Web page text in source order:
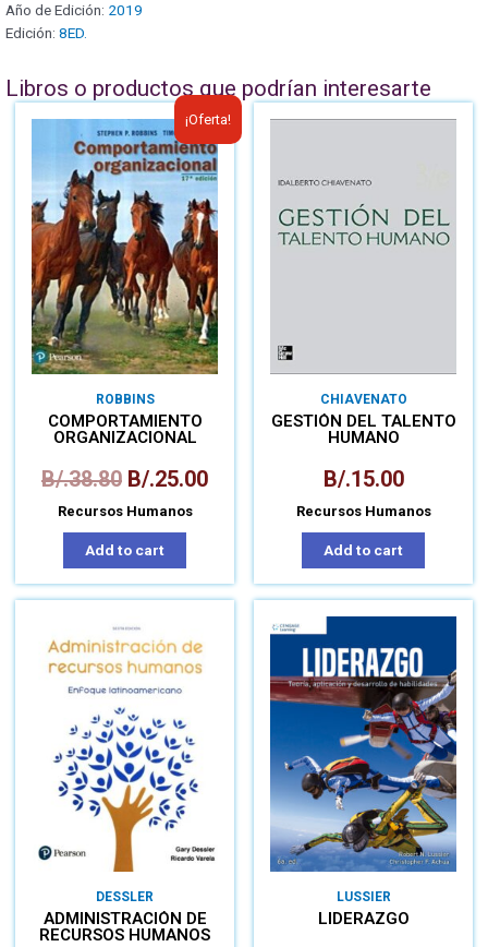
Año de Edición: 2019
Edición: 8ED.
Libros o productos que podrían interesarte
¡Oferta!
ROBBINS
COMPORTAMIENTO
ORGANIZACIONAL
B/.38.80 B/.25.00
Recursos Humanos
Add to cart
CHIAVENATO
GESTIÓN DEL TALENTO
HUMANO
B/.15.00
Recursos Humanos
Add to cart
DESSLER
ADMINISTRACIÓN DE
RECURSOS HUMANOS
LUSSIER
LIDERAZGO